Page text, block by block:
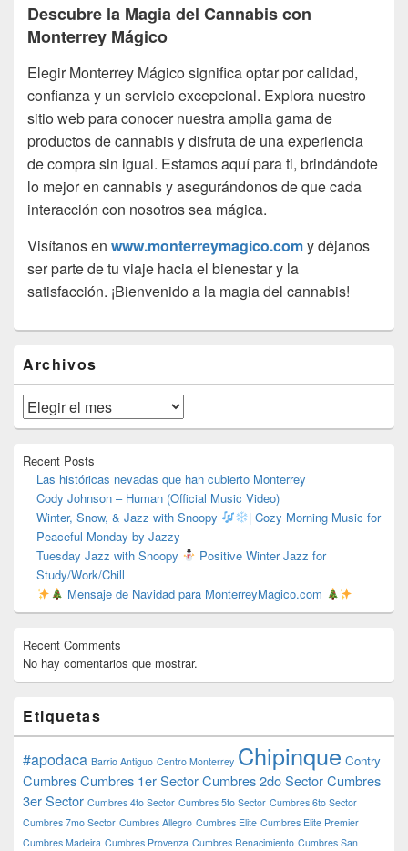
Descubre la Magia del Cannabis con
Monterrey Mágico
Elegir Monterrey Mágico significa optar por calidad,
confianza y un servicio excepcional. Explora nuestro
sitio web para conocer nuestra amplia gama de
productos de cannabis y disfruta de una experiencia
de compra sin igual. Estamos aquí para ti, brindándote
lo mejor en cannabis y asegurándonos de que cada
interacción con nosotros sea mágica.
Visítanos en www.monterreymagico.comy déjanos
ser parte de tu viaje hacia el bienestar y la
satisfacción. ¡Bienvenido a la magia del cannabis!
área
de
widget
barra
lateral
Archivos
Archivos
Recent Posts
Las históricas nevadas que han cubierto Monterrey
Cody Johnson – Human (Official Music Video)
Winter, Snow, & Jazz with Snoopy
| Cozy Morning Music for
Peaceful Monday by Jazzy
Tuesday Jazz with Snoopy
Positive Winter Jazz for
Study/Work/Chill
Mensaje de Navidad para MonterreyMagico.com
Recent Comments
No hay comentarios que mostrar.
Etiquetas
#apodaca Barrio Antiguo Centro Monterrey Chipinque Contry
CumbresCumbres 1er SectorCumbres 2do SectorCumbres
3er Sector Cumbres 4to Sector Cumbres 5to Sector Cumbres 6to Sector
Cumbres 7mo Sector Cumbres Allegro Cumbres Elite Cumbres Elite Premier
Cumbres Madeira Cumbres Provenza Cumbres Renacimiento Cumbres San